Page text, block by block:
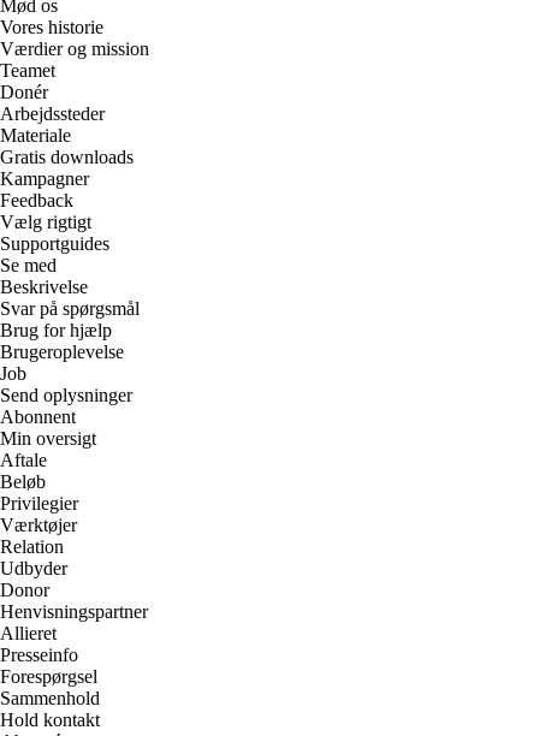
Mød os
Vores historie
Værdier og mission
Teamet
Donér
Arbejdssteder
Materiale
Gratis downloads
Kampagner
Feedback
Vælg rigtigt
Supportguides
Se med
Beskrivelse
Svar på spørgsmål
Brug for hjælp
Brugeroplevelse
Job
Send oplysninger
Abonnent
Min oversigt
Aftale
Beløb
Privilegier
Værktøjer
Relation
Udbyder
Donor
Henvisningspartner
Allieret
Presseinfo
Forespørgsel
Sammenhold
Hold kontakt